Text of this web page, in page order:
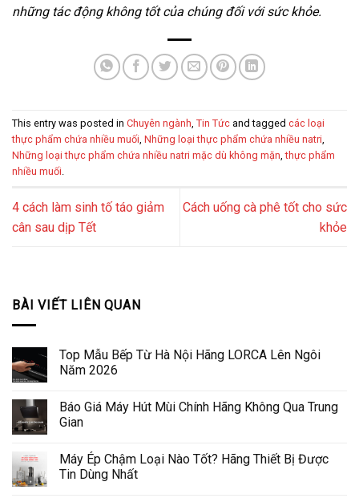
những tác động không tốt của chúng đối với sức khỏe.
This entry was posted in Chuyên ngành, Tin Tức and tagged các loại
thực phẩm chứa nhiều muối, Những loại thực phẩm chứa nhiều natri,
Những loại thực phẩm chứa nhiều natri mặc dù không mặn,thực phẩm
nhiều muối.
4 cách làm sinh tố táo giảm
cân sau dịp Tết
Cách uống cà phê tốt cho sức
khỏe
BÀI VIẾT LIÊN QUAN
Top Mẫu Bếp Từ Hà Nội Hãng LORCA Lên Ngôi
Năm 2026
Báo Giá Máy Hút Mùi Chính Hãng Không Qua Trung
Gian
Máy Ép Chậm Loại Nào Tốt? Hãng Thiết Bị Được
Tin Dùng Nhất